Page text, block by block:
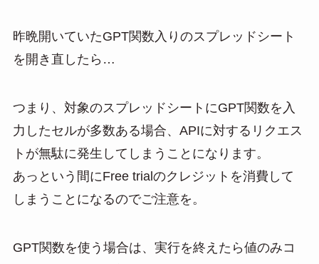
昨晩開いていたGPT関数入りのスプレッドシート
を開き直したら…
つまり、対象のスプレッドシートにGPT関数を入
力したセルが多数ある場合、APIに対するリクエス
トが無駄に発生してしまうことになります。
あっという間にFree trialのクレジットを消費して
しまうことになるのでご注意を。
GPT関数を使う場合は、実行を終えたら値のみコ